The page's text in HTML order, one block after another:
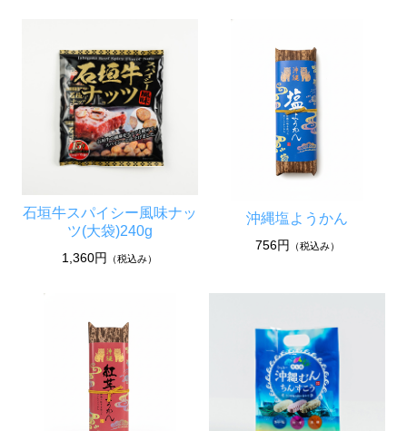
石垣牛スパイシー風味ナッ
ツ(大袋)240g
1,360円 （税込み）
沖縄塩ようかん
756円 （税込み）